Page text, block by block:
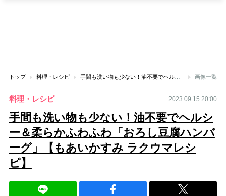
トップ 料理・レシピ 手間も洗い物も少ない！油不要でヘルシー＆柔らかふわふわ「おろし豆腐ハンバーグ」【もあいかすみ ラクウマレシピ】 画像一覧
料理・レシピ 2023.09.15 20:00
手間も洗い物も少ない！油不要でヘルシ
ー＆柔らかふわふわ「おろし豆腐ハンバ
ーグ」【もあいかすみ ラクウマレシ
ピ】